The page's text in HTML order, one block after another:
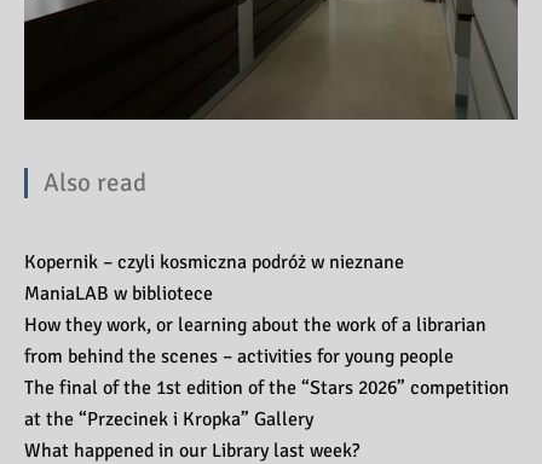
Also read
Kopernik – czyli kosmiczna podróż w nieznane
ManiaLAB w bibliotece
How they work, or learning about the work of a librarian
from behind the scenes – activities for young people
The final of the 1st edition of the “Stars 2026” competition
at the “Przecinek i Kropka” Gallery
What happened in our Library last week?